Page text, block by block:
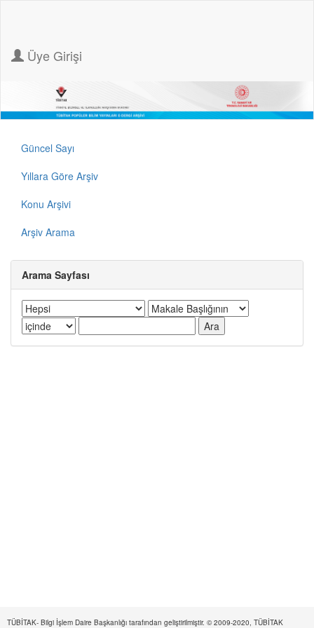
Üye Girişi
Güncel Sayı
Yıllara Göre Arşiv
Konu Arşivi
Arşiv Arama
Arama Sayfası
TÜBİTAK- Bilgi İşlem Daire Başkanlığı tarafından geliştirilmiştir. © 2009-2020, TÜBİTAK